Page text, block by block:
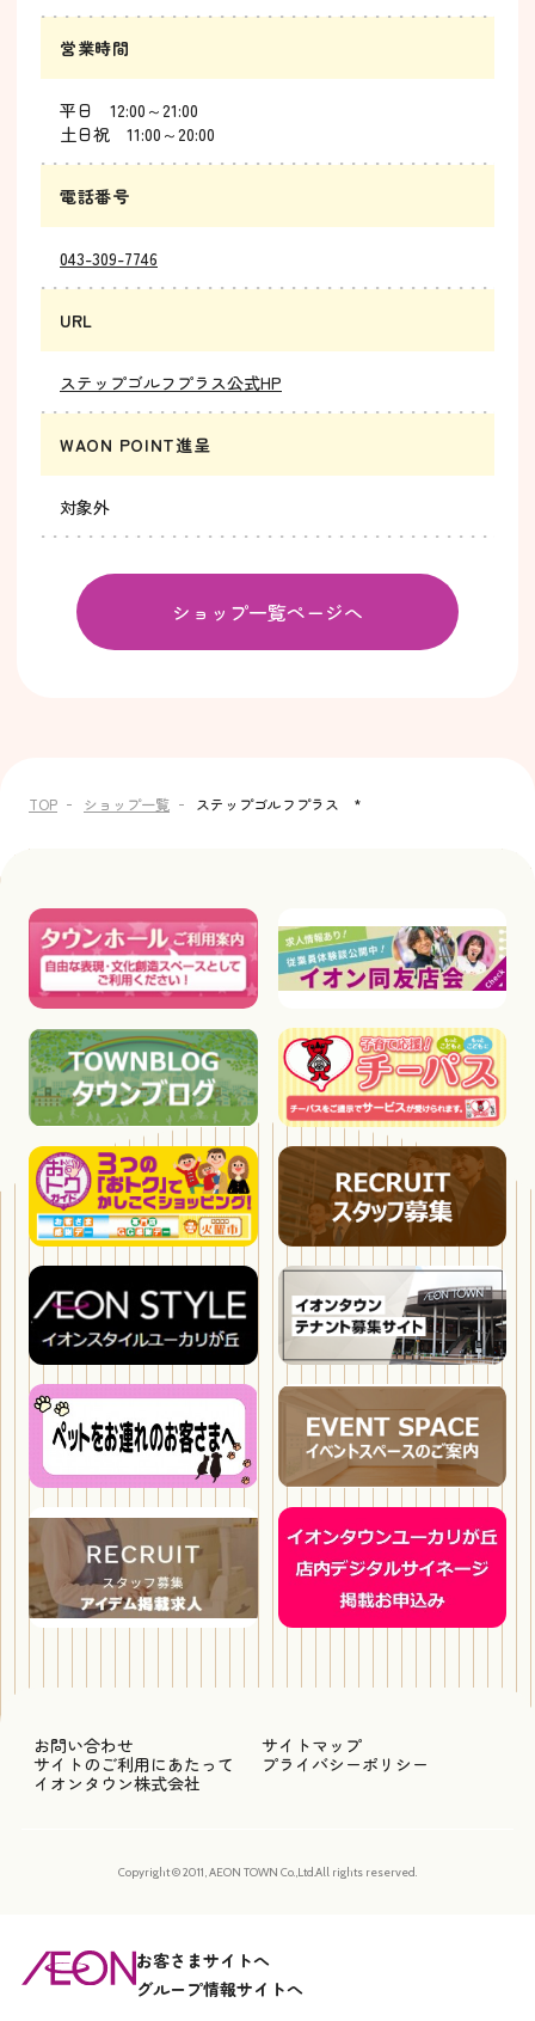
営業時間
平日 12:00～21:00
土日祝 11:00～20:00
電話番号
043-309-7746
URL
ステップゴルフプラス公式HP
WAON POINT進呈
対象外
ショップ一覧ページへ
TOP ショップ一覧 ステップゴルフプラス *
お問い合わせ
サイトマップ
サイトのご利用にあたって
プライバシーポリシー
イオンタウン株式会社
Copyright © 2011, AEON TOWN Co.,Ltd.All rights reserved.
お客さまサイトへ
グループ情報サイトへ